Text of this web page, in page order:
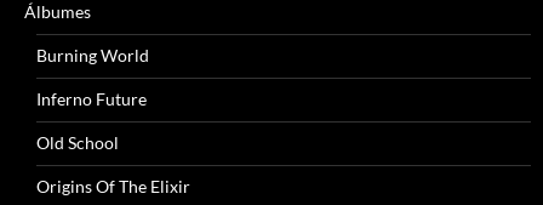
Álbumes
Burning World
Inferno Future
Old School
Origins Of The Elixir